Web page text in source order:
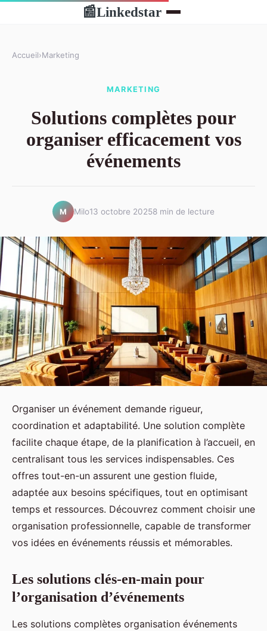
📰Linkedstar
Accueil›Marketing
MARKETING
Solutions complètes pour
organiser efficacement vos
événements
M Milo13 octobre 20258 min de lecture
Organiser un événement demande rigueur,
coordination et adaptabilité. Une solution complète
facilite chaque étape, de la planification à l’accueil, en
centralisant tous les services indispensables. Ces
offres tout-en-un assurent une gestion fluide,
adaptée aux besoins spécifiques, tout en optimisant
temps et ressources. Découvrez comment choisir une
organisation professionnelle, capable de transformer
vos idées en événements réussis et mémorables.
Les solutions clés-en-main pour
l’organisation d’événements
Les solutions complètes organisation événements